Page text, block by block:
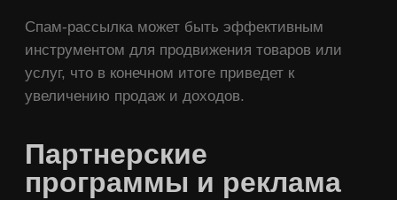
Спам-рассылка может быть эффективным
инструментом для продвижения товаров или
услуг, что в конечном итоге приведет к
увеличению продаж и доходов.
Партнерские
программы и реклама